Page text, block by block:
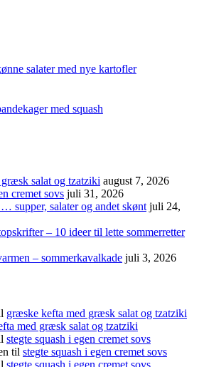
salater med nye kartofler
med squash
salat og tzatziki august 7, 2026
cremet sovs juli 31, 2026
supper, salater og andet skønt juli 24,
– 10 ideer til lette sommerretter
– sommerkavalkade juli 3, 2026
græske kefta med græsk salat og tzatziki
med græsk salat og tzatziki
stegte squash i egen cremet sovs
til stegte squash i egen cremet sovs
stegte squash i egen cremet sovs